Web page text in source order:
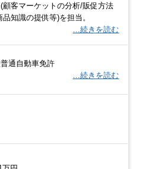
顧客マーケットの分析/販促方法
知識の提供等)を担当。
…続きを読む
普通自動車免許
…続きを読む